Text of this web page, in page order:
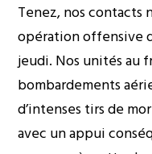
Tenez, nos contacts
opération offensive
jeudi. Nos unités au
bombardements
d’intenses tirs de
avec un appui